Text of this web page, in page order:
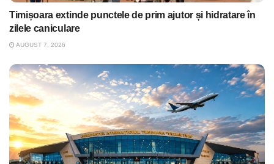
Timișoara extinde punctele de prim ajutor și hidratare în
zilele caniculare
AUGUST 7, 2026